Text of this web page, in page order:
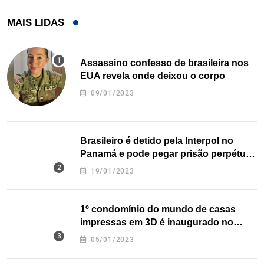
MAIS LIDAS
Assassino confesso de brasileira nos
EUA revela onde deixou o corpo
09/01/2023
Brasileiro é detido pela Interpol no
Panamá e pode pegar prisão perpétua
nos EUA
19/01/2023
1º condomínio do mundo de casas
impressas em 3D é inaugurado no
Texas
05/01/2023